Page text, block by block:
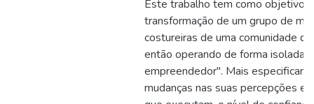
Este trabalho tem como objetivo
transformação de um grupo de
costureiras de uma comunidade
então operando de forma isolada,
empreendedor". Mais
mudanças nas suas percepções